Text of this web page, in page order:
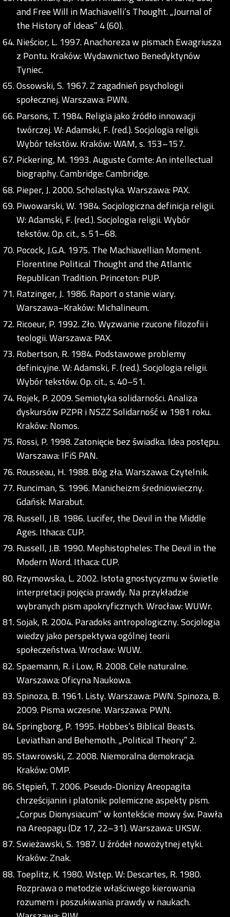
and Free Will in Machiavelli’s Thought. „Journal of
the History of Ideas” 4 (60).
Nieścior, L. 1997. Anachoreza w pismach Ewagriusza
z Pontu. Kraków: Wydawnictwo Benedyktynów
Tyniec.
Ossowski, S. 1967. Z zagadnień psychologii
społecznej. Warszawa: PWN.
Parsons, T. 1984. Religia jako źródło innowacji
twórczej. W: Adamski, F. (red.). Socjologia religii.
Wybór tekstów. Kraków: WAM, s. 153–157.
Pickering, M. 1993. Auguste Comte: An intellectual
biography. Cambridge: Cambridge.
Pieper, J. 2000. Scholastyka. Warszawa: PAX.
Piwowarski, W. 1984. Socjologiczna definicja religii.
W: Adamski, F. (red.). Socjologia religii. Wybór
tekstów. Op. cit., s. 51–68.
Pocock, J.G.A. 1975. The Machiavellian Moment.
Florentine Political Thought and the Atlantic
Republican Tradition. Princeton: PUP.
Ratzinger, J. 1986. Raport o stanie wiary.
Warszawa–Kraków: Michalineum.
Ricoeur, P. 1992. Zło. Wyzwanie rzucone filozofii i
teologii. Warszawa: PAX.
Robertson, R. 1984. Podstawowe problemy
definicyjne. W: Adamski, F. (red.). Socjologia religii.
Wybór tekstów. Op. cit., s. 40–51.
Rojek, P. 2009. Semiotyka solidarności. Analiza
dyskursów PZPR i NSZZ Solidarność w 1981 roku.
Kraków: Nomos.
Rossi, P. 1998. Zatonięcie bez świadka. Idea postępu.
Warszawa: IFiS PAN.
Rousseau, H. 1988. Bóg zła. Warszawa: Czytelnik.
Runciman, S. 1996. Manicheizm średniowieczny.
Gdańsk: Marabut.
Russell, J.B. 1986. Lucifer, the Devil in the Middle
Ages. Ithaca: CUP.
Russell, J.B. 1990. Mephistopheles: The Devil in the
Modern Word. Ithaca: CUP.
Rzymowska, L. 2002. Istota gnostycyzmu w świetle
interpretacji pojęcia prawdy. Na przykładzie
wybranych pism apokryficznych. Wrocław: WUWr.
Sojak, R. 2004. Paradoks antropologiczny. Socjologia
wiedzy jako perspektywa ogólnej teorii
społeczeństwa. Wrocław: WUW.
Spaemann, R. i Low, R. 2008. Cele naturalne.
Warszawa: Oficyna Naukowa.
Spinoza, B. 1961. Listy. Warszawa: PWN. Spinoza, B.
2009. Pisma wczesne. Warszawa: PWN.
Springborg, P. 1995. Hobbes’s Biblical Beasts.
Leviathan and Behemoth. „Political Theory” 2.
Stawrowski, Z. 2008. Niemoralna demokracja.
Kraków: OMP.
Stępień, T. 2006. Pseudo-Dionizy Areopagita
chrześcijanin i platonik: polemiczne aspekty pism.
„Corpus Dionysiacum” w kontekście mowy św. Pawła
na Areopagu (Dz 17, 22–31). Warszawa: UKSW.
Swieżawski, S. 1987. U źródeł nowożytnej etyki.
Kraków: Znak.
Toeplitz, K. 1980. Wstęp. W: Descartes, R. 1980.
Rozprawa o metodzie właściwego kierowania
rozumem i poszukiwania prawdy w naukach.